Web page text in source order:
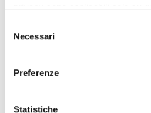
modificare o revocare il proprio
momento dalla Dichiarazione
raccogliere informazioni sulla
Necessari
Preferenze
Statistiche